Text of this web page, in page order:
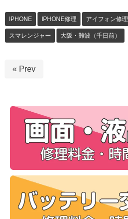
IPHONE IPHONE修理 アイフォン修理
スマレンジャー 大阪・難波（千日前）
« Prev